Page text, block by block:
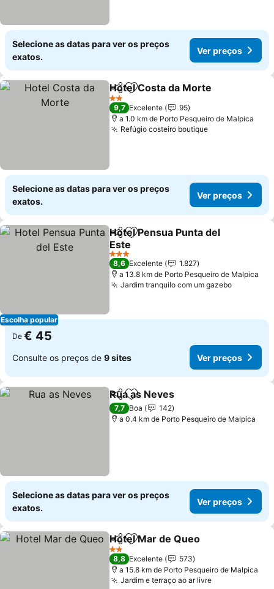
Selecione as datas para ver os preços
exatos.
Ver preços
PartilharAdicionar aos favoritos
Hotel Costa da Morte
2 Estrelas
9,7 Excelente
95
a 1.0 km de Porto Pesqueiro de Malpica
Refúgio costeiro boutiqueVer preços
Selecione as datas para ver os preços
exatos.
Ver preços
Escolha popular
PartilharAdicionar aos favoritos
Hotel Pensua Punta del
Este
Ver preços
3 Estrelas
8,6 Excelente
1.827
a 13.8 km de Porto Pesqueiro de Malpica
Jardim tranquilo com um gazeboVer
De € 45
Consulte os preços de 9 sites Ver preços
PartilharAdicionar aos favoritos
Rua as Neves
7,7 Boa
142
a 0.4 km de Porto Pesqueiro de Malpica
Selecione as datas para ver os preços
exatos.
Ver preços
PartilharAdicionar aos favoritos
Hotel Mar de Queo
2 Estrelas
8,8 Excelente
573
a 15.8 km de Porto Pesqueiro de Malpica
Jardim e terraço ao ar livreVer preços